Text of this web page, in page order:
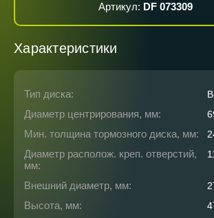
Артикул: DF 073309
Характеристики
Тип диска:
Диаметр центрирования, мм:
Мин. толщина тормозного диска, мм:
Диаметр располож. креп. отверстий,
мм:
Внешний диаметр, мм:
Высота, мм: